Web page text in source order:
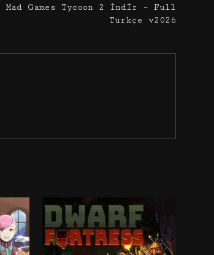
Mad Games Tycoon 2 İndir – Full
Türkçe v2026